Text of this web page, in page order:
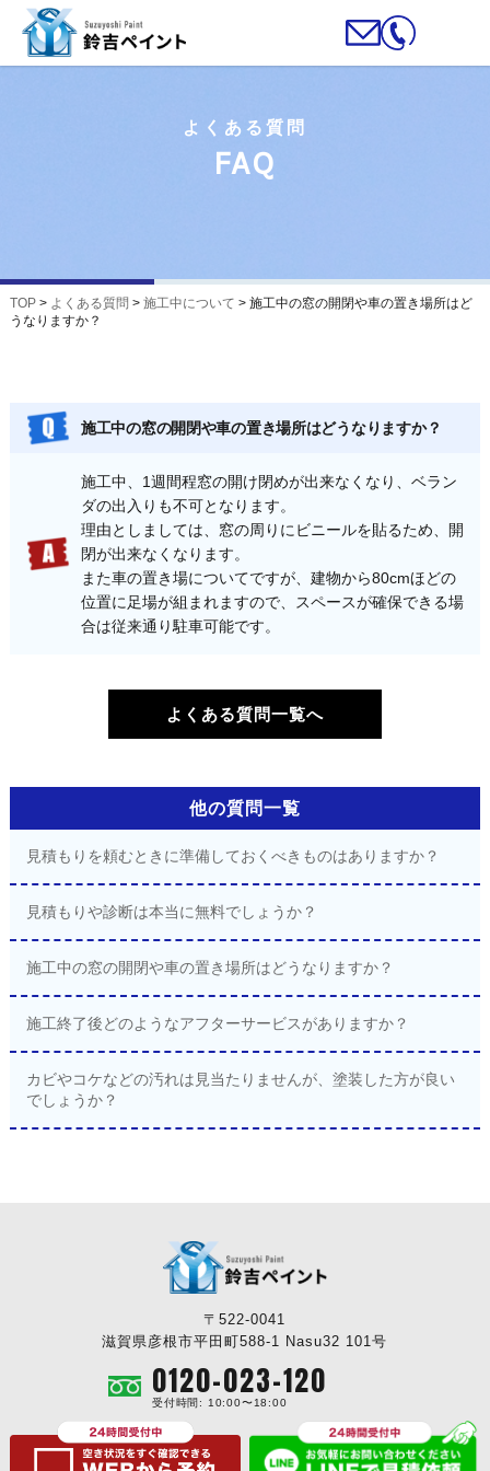
よくある質問
FAQ
TOP> よくある質問 > 施工中について > 施工中の窓の開閉や車の置き場所はど
うなりますか？
施工中の窓の開閉や車の置き場所はどうなりますか？
施工中、1週間程窓の開け閉めが出来なくなり、ベラン
ダの出入りも不可となります。
理由としましては、窓の周りにビニールを貼るため、開
閉が出来なくなります。
また車の置き場についてですが、建物から80cmほどの
位置に足場が組まれますので、スペースが確保できる場
合は従来通り駐車可能です。
よくある質問一覧へ
他の質問一覧
見積もりを頼むときに準備しておくべきものはありますか？
見積もりや診断は本当に無料でしょうか？
施工中の窓の開閉や車の置き場所はどうなりますか？
施工終了後どのようなアフターサービスがありますか？
カビやコケなどの汚れは見当たりませんが、塗装した方が良い
でしょうか？
〒522-0041
滋賀県彦根市平田町588-1 Nasu32 101号
0120-023-120
受付時間: 10:00〜18:00